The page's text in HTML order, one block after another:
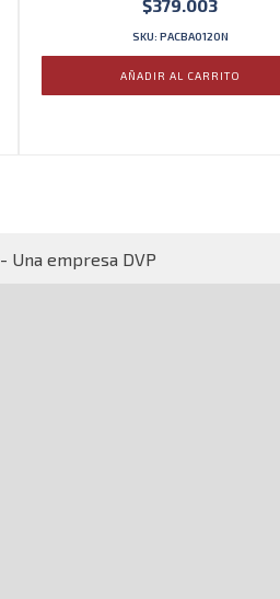
$379.003
SKU: PACBA0120N
AÑADIR AL CARRITO